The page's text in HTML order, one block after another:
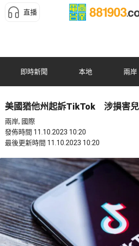
直播
即時新聞 本地 兩岸
美國猶他州起訴TikTok 涉損害
兩岸, 國際
發佈時間 11.10.2023 10:20
最後更新時間 11.10.2023 10:20